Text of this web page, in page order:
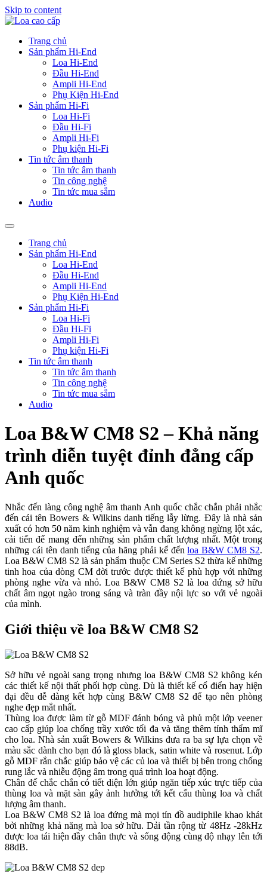
Skip to content
Trang chủ
Sản phẩm Hi-End
Loa Hi-End
Đầu Hi-End
Ampli Hi-End
Phụ Kiện Hi-End
Sản phẩm Hi-Fi
Loa Hi-Fi
Đầu Hi-Fi
Ampli Hi-Fi
Phụ kiện Hi-Fi
Tin tức âm thanh
Tin tức âm thanh
Tin công nghệ
Tin tức mua sắm
Audio
Trang chủ
Sản phẩm Hi-End
Loa Hi-End
Đầu Hi-End
Ampli Hi-End
Phụ Kiện Hi-End
Sản phẩm Hi-Fi
Loa Hi-Fi
Đầu Hi-Fi
Ampli Hi-Fi
Phụ kiện Hi-Fi
Tin tức âm thanh
Tin tức âm thanh
Tin công nghệ
Tin tức mua sắm
Audio
Loa B&W CM8 S2 – Khả năng
trình diễn tuyệt đỉnh đẳng cấp
Anh quốc
Nhắc đến làng công nghệ âm thanh Anh quốc chắc chắn phải nhắc
đến cái tên Bowers & Wilkins danh tiếng lẫy lừng. Đây là nhà sản
xuất có hơn 50 năm kinh nghiệm và vẫn đang không ngừng lột xác,
cải tiến để mang đến những sản phẩm chất lượng nhất. Một trong
những cái tên danh tiếng của hãng phải kể đếnloa B&W CM8 S2.
Loa B&W CM8 S2 là sản phẩm thuộc CM Series S2 thừa kế những
tinh hoa của dòng CM đời trước được thiết kế phù hợp với những
phòng nghe vừa và nhỏ. Loa B&W CM8 S2 là loa đứng sở hữu
chất âm ngọt ngào trong sáng và tràn đầy nội lực so với vẻ ngoài
của mình.
Giới thiệu về loa B&W CM8 S2
Sở hữu vẻ ngoài sang trọng nhưng loa B&W CM8 S2 không kén
các thiết kế nội thất phối hợp cùng. Dù là thiết kế cổ điển hay hiện
đại đều dễ dàng kết hợp cùng B&W CM8 S2 để tạo nên phòng
nghe đẹp mắt nhất.
Thùng loa được làm từ gỗ MDF đánh bóng và phủ một lớp veener
cao cấp giúp loa chống trầy xước tối đa và tăng thêm tính thẩm mĩ
cho loa. Nhà sản xuất Bowers & Wilkins đưa ra ba sự lựa chọn về
màu sắc dành cho bạn đó là gloss black, satin white và rosenut. Lớp
gỗ MDF rắn chắc giúp bảo vệ các củ loa và thiết bị bên trong chống
rung lắc và nhiễu động âm trong quá trình loa hoạt động.
Chân đế chắc chắn có tiết diện lớn giúp ngăn tiếp xúc trực tiếp của
thùng loa và mặt sàn gây ảnh hưởng tới kết cấu thùng loa và chất
lượng âm thanh.
Loa B&W CM8 S2 là loa đứng mà mọi tín đồ audiphile khao khát
bởi những khả năng mà loa sở hữu. Dải tần rộng từ 48Hz -28kHz
được loa tái hiện đầy chân thực và sống động cùng độ nhạy lên tới
88dB.